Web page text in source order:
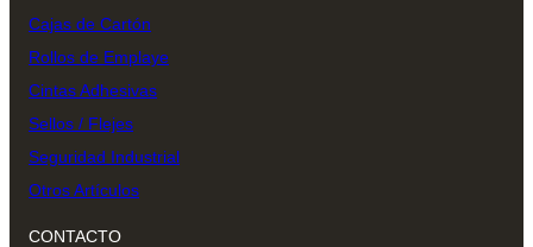
Cajas de Cartón
Rollos de Emplaye
Cintas Adhesivas
Sellos / Flejes
Seguridad Industrial
Otros Artículos
CONTACTO